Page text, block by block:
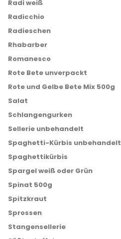
Radi weiß
Radicchio
Radieschen
Rhabarber
Romanesco
Rote Bete unverpackt
Rote und Gelbe Bete Mix 500g
Salat
Schlangengurken
Sellerie unbehandelt
Spaghetti-Kürbis unbehandelt
Spaghettikürbis
Spargel weiß oder Grün
Spinat 500g
Spitzkraut
Sprossen
Stangensellerie